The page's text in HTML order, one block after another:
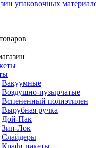
Вакуумные
Воздушно-пузырчатые
Вспененный полиэтилен
Вырубная ручка
Дой-Пак
Зип-Лок
Слайдеры
Крафт пакеты